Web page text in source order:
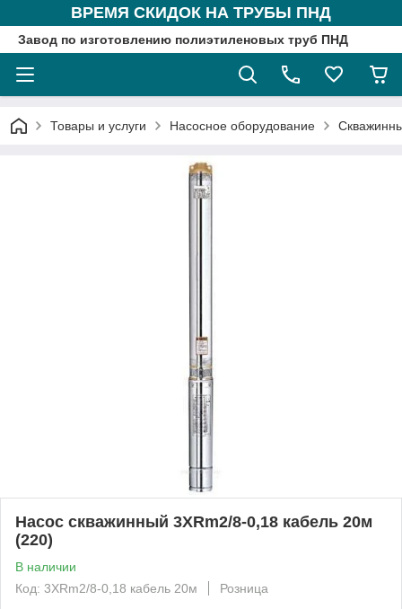
ВРЕМЯ СКИДОК НА ТРУБЫ ПНД
Завод по изготовлению полиэтиленовых труб ПНД
Товары и услуги Насосное оборудование
Насос скважинный 3XRm2/8-0,18 кабель 20м
(220)
В наличии
Код: 3XRm2/8-0,18 кабель 20м
Розница